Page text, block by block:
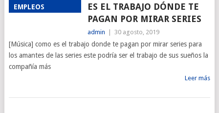
EMPLEOS
ES EL TRABAJO DÓNDE TE
PAGAN POR MIRAR SERIES
admin 30 agosto, 2019
[Música] como es el trabajo donde te pagan por mirar series para
los amantes de las series este podría ser el trabajo de sus sueños la
compañía más
Leer más